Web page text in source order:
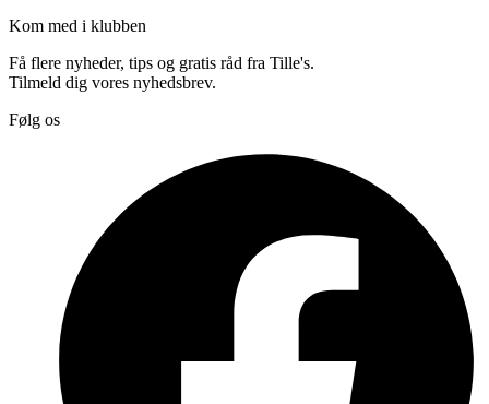
Kom med i klubben
Få flere nyheder, tips og gratis råd fra Tille's.
Tilmeld dig vores nyhedsbrev.
Følg os